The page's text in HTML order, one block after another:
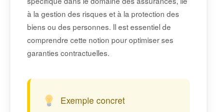
à la gestion des risques et à la protection des
biens ou des personnes. Il est essentiel de
comprendre cette notion pour optimiser ses
garanties contractuelles.
Exemple concret